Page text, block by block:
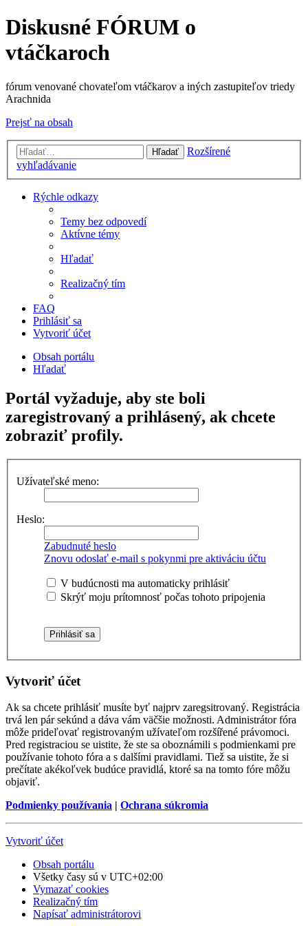
Diskusné FÓRUM o
vtáčkaroch
fórum venované chovateľom vtáčkarov a iných zastupiteľov triedy
Arachnida
Prejsť na obsah
Hľadať
Rozšírené
vyhľadávanie
Rýchle odkazy
Temy bez odpovedí
Aktívne témy
Hľadať
Realizačný tím
FAQ
Prihlásiť sa
Vytvoriť účet
Obsah portálu
Hľadať
Portál vyžaduje, aby ste boli
zaregistrovaný a prihlásený, ak chcete
zobraziť profily.
Užívateľské meno:
Heslo:
Zabudnuté heslo
Znovu odoslať e-mail s pokynmi pre aktiváciu účtu
V budúcnosti ma automaticky prihlásiť
Skrýť moju prítomnosť počas tohoto pripojenia
Vytvoriť účet
Ak sa chcete prihlásiť musíte byť najprv zaregsitrovaný. Registrácia
trvá len pár sekúnd a dáva vám väčšie možnosti. Administrátor fóra
môže prideľovať registrovaným užívateľom rozšířené právomoci.
Pred registraciou se uistite, že ste sa oboznámili s podmienkami pre
používanie tohoto fóra a s dalšími pravidlami. Tiež sa uistite, že si
prečítate akékoľvek budúce pravidlá, ktoré sa na tomto fóre môžu
objaviť.
Podmienky používania | Ochrana súkromia
Vytvoriť účet
Obsah portálu
Všetky časy sú v UTC+02:00
Vymazať cookies
Realizačný tím
Napísať administrátorovi